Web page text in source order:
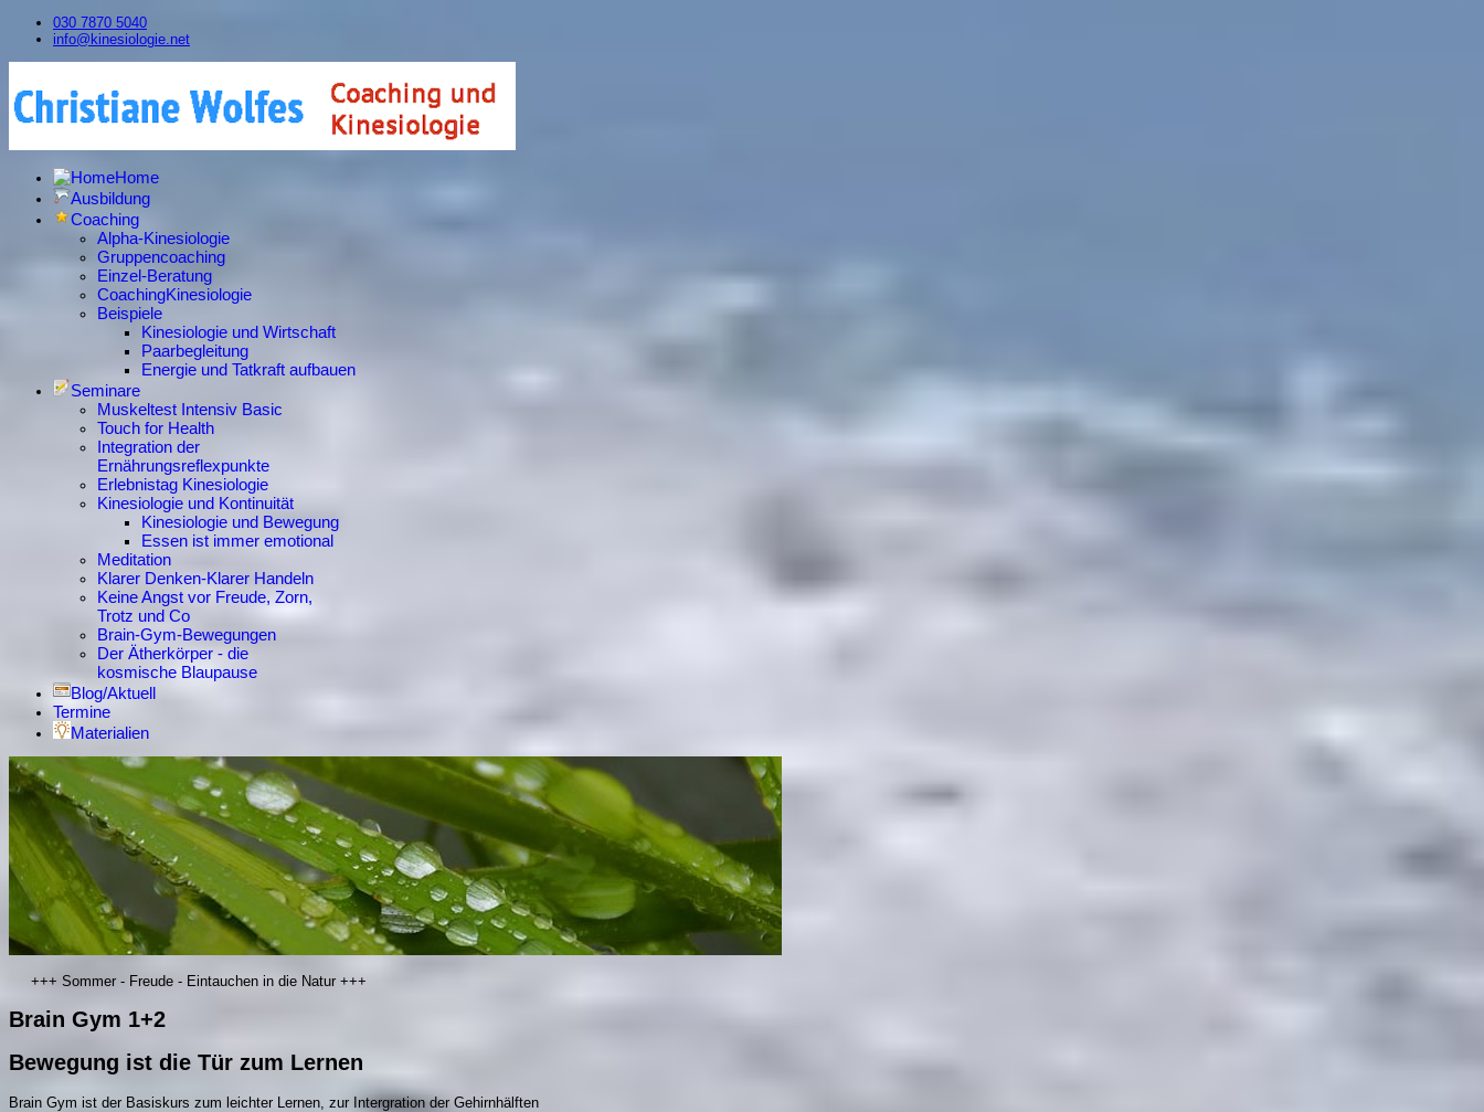
030 7870 5040
info@kinesiologie.net
Home
Ausbildung
Coaching
Alpha-Kinesiologie
Gruppencoaching
Einzel-Beratung
CoachingKinesiologie
Beispiele
Kinesiologie und Wirtschaft
Paarbegleitung
Energie und Tatkraft aufbauen
Seminare
Muskeltest Intensiv Basic
Touch for Health
Integration der
Ernährungsreflexpunkte
Erlebnistag Kinesiologie
Kinesiologie und Kontinuität
Kinesiologie und Bewegung
Essen ist immer emotional
Meditation
Klarer Denken-Klarer Handeln
Keine Angst vor Freude, Zorn,
Trotz und Co
Brain-Gym-Bewegungen
Der Ätherkörper - die
kosmische Blaupause
Blog/Aktuell
Termine
Materialien
+++ Sommer - Freude - Eintauchen in die Natur +++
Brain Gym 1+2
Bewegung ist die Tür zum Lernen
Brain Gym ist der Basiskurs zum leichter Lernen, zur Intergration der Gehirnhälften